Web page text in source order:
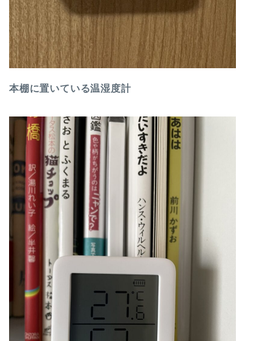
本棚に置いている温湿度計